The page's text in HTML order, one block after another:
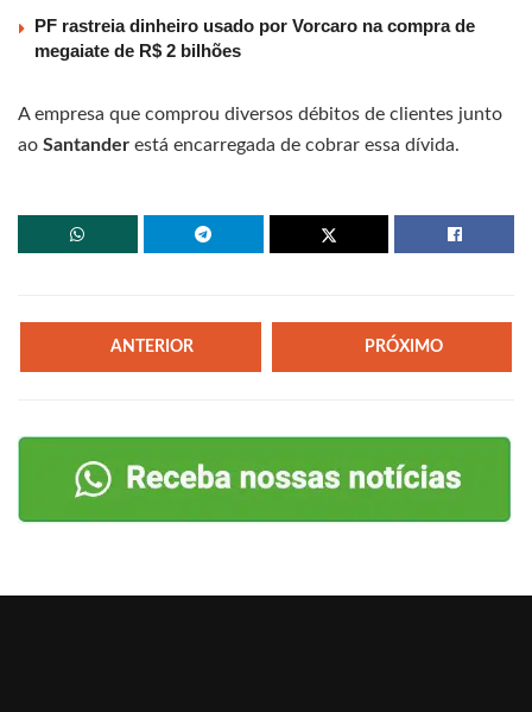
PF rastreia dinheiro usado por Vorcaro na compra de
megaiate de R$ 2 bilhões
A empresa que comprou diversos débitos de clientes junto
ao Santander está encarregada de cobrar essa dívida.
ANTERIOR PRÓXIMO